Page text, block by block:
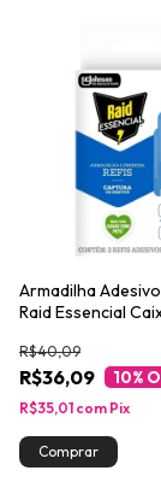
Armadilha
Raid Essencial
R$36,09
R$40,09
10%
R$35,01 com Pix